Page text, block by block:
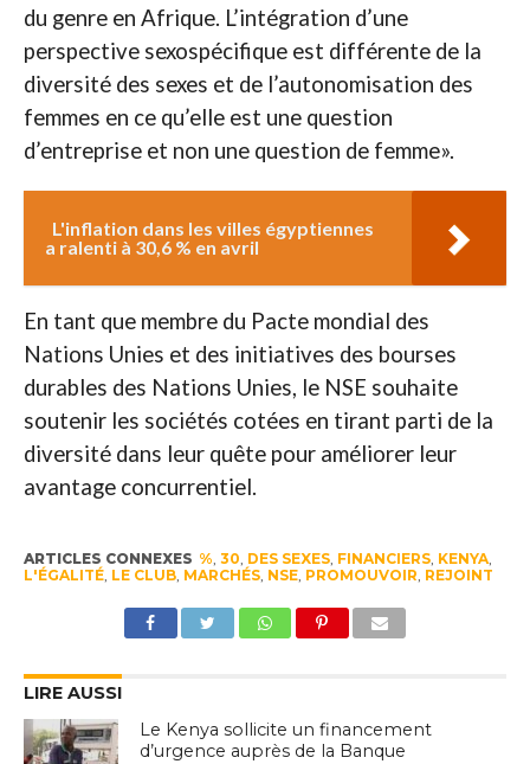
du genre en Afrique. L’intégration d’une
perspective sexospécifique est différente de la
diversité des sexes et de l’autonomisation des
femmes en ce qu’elle est une question
d’entreprise et non une question de femme».
L'inflation dans les villes égyptiennes
a ralenti à 30,6 % en avril
En tant que membre du Pacte mondial des
Nations Unies et des initiatives des bourses
durables des Nations Unies, le NSE souhaite
soutenir les sociétés cotées en tirant parti de la
diversité dans leur quête pour améliorer leur
avantage concurrentiel.
ARTICLES CONNEXES %, 30, DES SEXES, FINANCIERS, KENYA,
L'ÉGALITÉ, LE CLUB, MARCHÉS, NSE, PROMOUVOIR, REJOINT
LIRE AUSSI
Le Kenya sollicite un financement
d’urgence auprès de la Banque